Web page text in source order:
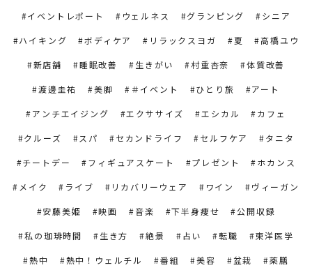
イベントレポート ウェルネス グランピング シニア
ハイキング ボディケア リラックスヨガ 夏 高橋ユウ
新店舗 睡眠改善 生きがい 村重杏奈 体質改善
渡邊圭祐 美脚 ＃イベント ひとり旅 アート
アンチエイジング エクササイズ エシカル カフェ
クルーズ スパ セカンドライフ セルフケア タニタ
チートデー フィギュアスケート プレゼント ホカンス
メイク ライブ リカバリーウェア ワイン ヴィーガン
安藤美姫 映画 音楽 下半身痩せ 公開収録
私の珈琲時間 生き方 絶景 占い 転職 東洋医学
熱中 熱中！ウェルチル 番組 美容 盆栽 薬膳